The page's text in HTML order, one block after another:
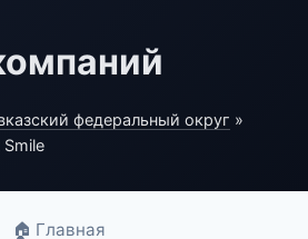
федеральный округ »
🏠 Главная